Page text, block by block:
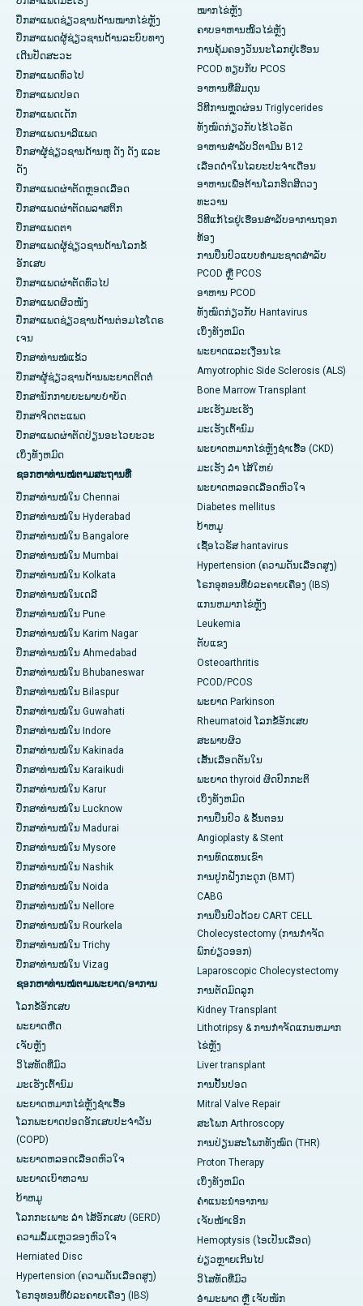
ປຶກສາແພດຊ່ຽວຊານດ້ານໝາກໄຂ່ຫຼັງ
ປຶກສາແພດຜູ້ຊ່ຽວຊານດ້ານລະບົບທາງ
ເດີນປັດສະວະ
ປຶກສາແພດທົ່ວໄປ
ປຶກສາແພດປອດ
ປຶກສາແພດເດັກ
ປຶກສາແພດນາລີແພດ
ປຶກສາຜູ້ຊ່ຽວຊານດ້ານຫູ ດັງ ດັງ ແລະ
ດັງ
ປຶກສາແພດຜ່າຕັດຫຼອດເລືອດ
ປຶກສາແພດຜ່າຕັດພລາສຕິກ
ປຶກສາແພດຕາ
ປຶກສາແພດຜູ້ຊ່ຽວຊານດ້ານໂລກຂໍ້
ອັກເສບ
ປຶກສາແພດຜ່າຕັດທົ່ວໄປ
ປຶກສາແພດຜິວໜັງ
ປຶກສາແພດຊ່ຽວຊານດ້ານຕ່ອມໄຮໂດຣ
ເຈນ
ປຶກສາທ່ານໝໍແຂ້ວ
ປຶກສາຜູ້ຊ່ຽວຊານດ້ານພະຍາດຕິດຕໍ່
ປຶກສານັກກາຍຍະພາບບຳບັດ
ປຶກສາຈິດຕະແພດ
ປຶກສາແພດຜ່າຕັດປ່ຽນອະໄວຍະວະ
ເບິ່ງທັງຫມົດ
ຊອກຫາທ່ານໝໍຕາມສະຖານທີ່
ປຶກສາທ່ານໝໍໃນ Chennai
ປຶກສາທ່ານໝໍໃນ Hyderabad
ປຶກສາທ່ານໝໍໃນ Bangalore
ປຶກສາທ່ານໝໍໃນ Mumbai
ປຶກສາທ່ານໝໍໃນ Kolkata
ປຶກສາທ່ານໝໍໃນເດລີ
ປຶກສາທ່ານໝໍໃນ Pune
ປຶກສາທ່ານໝໍໃນ Karim Nagar
ປຶກສາທ່ານໝໍໃນ Ahmedabad
ປຶກສາທ່ານໝໍໃນ Bhubaneswar
ປຶກສາທ່ານໝໍໃນ Bilaspur
ປຶກສາທ່ານໝໍໃນ Guwahati
ປຶກສາທ່ານໝໍໃນ Indore
ປຶກສາທ່ານໝໍໃນ Kakinada
ປຶກສາທ່ານໝໍໃນ Karaikudi
ປຶກສາທ່ານໝໍໃນ Karur
ປຶກສາທ່ານໝໍໃນ Lucknow
ປຶກສາທ່ານໝໍໃນ Madurai
ປຶກສາທ່ານໝໍໃນ Mysore
ປຶກສາທ່ານໝໍໃນ Nashik
ປຶກສາທ່ານໝໍໃນ Noida
ປຶກສາທ່ານໝໍໃນ Nellore
ປຶກສາທ່ານໝໍໃນ Rourkela
ປຶກສາທ່ານໝໍໃນ Trichy
ປຶກສາທ່ານໝໍໃນ Vizag
ຊອກຫາທ່ານໝໍຕາມພະຍາດ/ອາການ
ໂລກຂໍ້ອັກເສບ
ພະຍາດຫືດ
ເຈັບ​ຫຼັງ
ວິໄສທັດທີ່ມົວ
ມະເຮັງເຕົ້ານົມ
ພະຍາດຫມາກໄຂ່ຫຼັງຊໍາເຮື້ອ
ໂລກພະຍາດປອດອັກເສບປະຈໍາວັນ
(COPD)
ພະຍາດຫລອດເລືອດຫົວໃຈ
ພະຍາດເບົາຫວານ
ບ້າຫມູ
ໂລກກະເພາະ ລຳ ໄສ້ອັກເສບ (GERD)
ຄວາມລົ້ມເຫຼວຂອງຫົວໃຈ
Herniated Disc
Hypertension (ຄວາມດັນເລືອດສູງ)
ໂຣກອຸທອນທີ່ບໍ່ລະຄາຍເຄືອງ (IBS)
ໝາກໄຂ່ຫຼັງ
ຄາບອາຫານໜິ້ວໄຂ່ຫຼັງ
ການຄຸ້ມຄອງວັນນະໂລກຢູ່ເຮືອນ
PCOD ທຽບກັບ PCOS
ອາຫານທີ່ສົມດຸນ
ວິທີການຫຼຸດຜ່ອນ Triglycerides
ທັງໝົດກ່ຽວກັບໄຂ້ໄວຣັດ
ອາຫານສຳລັບວິຕາມິນ B12
ເລືອດດໍາໃນໄລຍະປະຈໍາເດືອນ
ອາຫານເພື່ອຕ້ານໂລກຮິດສີດວງ
ທະວານ
ວິທີແກ້ໄຂຢູ່ເຮືອນສຳລັບອາການຖອກ
ທ້ອງ
ການປິ່ນປົວແບບທໍາມະຊາດສໍາລັບ
PCOD ຫຼື PCOS
ອາຫານ PCOD
ທັງໝົດກ່ຽວກັບ Hantavirus
ເບິ່ງ​ທັງ​ຫມົດ
ພະຍາດແລະເງື່ອນໄຂ
Amyotrophic Side Sclerosis (ALS)
Bone Marrow Transplant
ມະເຮັງມະເຮັງ
ມະເຮັງເຕົ້ານົມ
ພະຍາດຫມາກໄຂ່ຫຼັງຊໍາເຮື້ອ (CKD)
ມະເຮັງ ລຳ ໄສ້ໃຫຍ່
ພະຍາດຫລອດເລືອດຫົວໃຈ
Diabetes mellitus
ບ້າຫມູ
ເຊື້ອໄວຣັສ hantavirus
Hypertension (ຄວາມດັນເລືອດສູງ)
ໂຣກອຸທອນທີ່ບໍ່ລະຄາຍເຄືອງ (IBS)
ແກນ​ຫມາກ​ໄຂ່​ຫຼັງ
Leukemia
ຕັບແຂງ
Osteoarthritis
PCOD/PCOS
ພະຍາດ Parkinson
Rheumatoid ໂລກຂໍ້ອັກເສບ
ສະພາບຜິວ
ເສັ້ນເລືອດຕັນໃນ
ພະຍາດ thyroid ຜິດປົກກະຕິ
ເບິ່ງທັງຫມົດ
ການປິ່ນປົວ & ຂັ້ນຕອນ
Angioplasty & Stent
ການທົດແທນເຂົ່າ
ການປູກຝັງກະດູກ (BMT)
CABG
ການປິ່ນປົວດ້ວຍ CART CELL
Cholecystectomy (ການກຳຈັດ
ພົກຍ່ຽວອອກ)
Laparoscopic Cholecystectomy
ການຕັດມົດລູກ
Kidney Transplant
Lithotripsy & ການກໍາຈັດແກນຫມາກ
ໄຂ່ຫຼັງ
Liver transplant
ການປັ້ນປອດ
Mitral Valve Repair
ສະໂພກ Arthroscopy
ການປ່ຽນສະໂພກທັງໝົດ (THR)
Proton Therapy
ເບິ່ງທັງຫມົດ
ຄໍາແນະນໍາອາການ
ເຈັບໜ້າເອິກ
Hemoptysis (ໄອເປັນເລືອດ)
ຍ່ຽວຫຼາຍເກີນໄປ
ວິໄສທັດທີ່ມົວ
ອຳມະພາດ ຫຼື ເຈັບໜັກ